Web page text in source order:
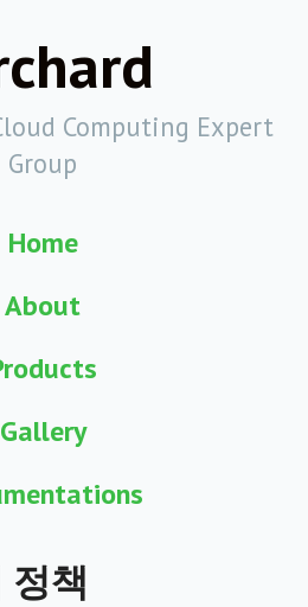
Computing Expert
Group
Home
About
Gallery
정책